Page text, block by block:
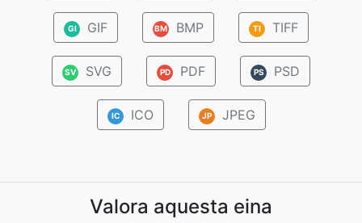
GI GIF BM BMP TI TIFF
SV SVG PD PDF PS PSD
IC ICO JP JPEG
Valora aquesta eina